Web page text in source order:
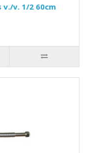
v./v. 1/2 60cm